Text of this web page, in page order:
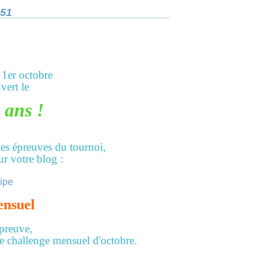
octobre
le
ans !
épreuves du tournoi,
votre blog :
challenge mensuel d'octobre.